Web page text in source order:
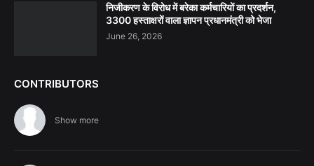
निजीकरण के विरोध में बरेका कर्मचारियों का प्रदर्शन,
3300 हस्ताक्षरों वाला ज्ञापन प्रधानमंत्री को भेजा
June 26, 2026
CONTRIBUTORS
Show more